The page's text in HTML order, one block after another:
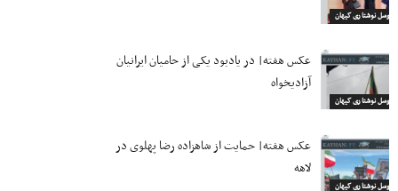
کاروسل نوشتاری کیهان
کاروسل نوشتاری کیهان
عکس هفته| در یادبود یکی از حامیان ایرانیان
آزادیخواه
کاروسل نوشتاری کیهان
عکس هفته| حمایت از شاهزاده رضا پهلوی در
لاهه